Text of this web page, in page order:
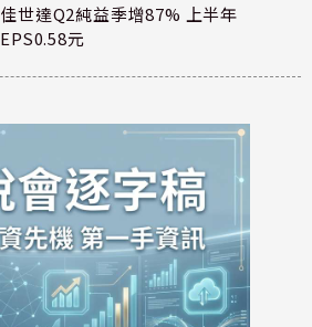
佳世達Q2純益季增87% 上半年
EPS0.58元